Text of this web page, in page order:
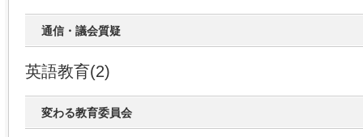
通信・議会質疑
英語教育(2)
変わる教育委員会